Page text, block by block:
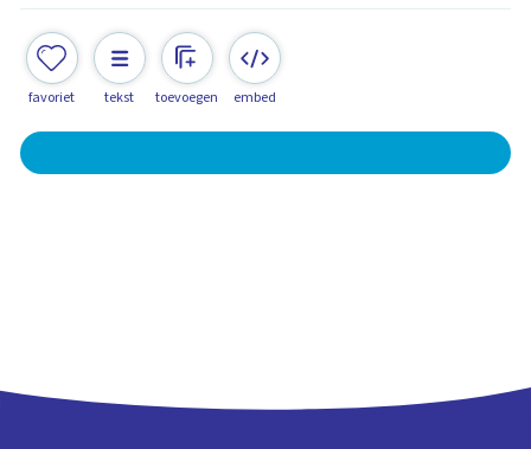
favoriet tekst toevoegen embed